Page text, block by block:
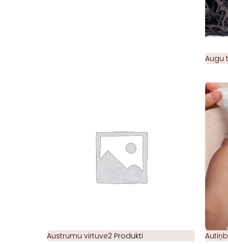
Augu
Austrumu virtuve2 Produkti